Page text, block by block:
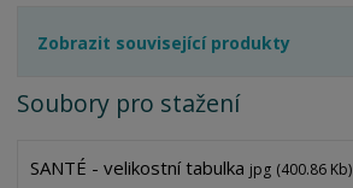
Zobrazit související produkty
Soubory pro stažení
SANTÉ - velikostní tabulka jpg (400.86 Kb)